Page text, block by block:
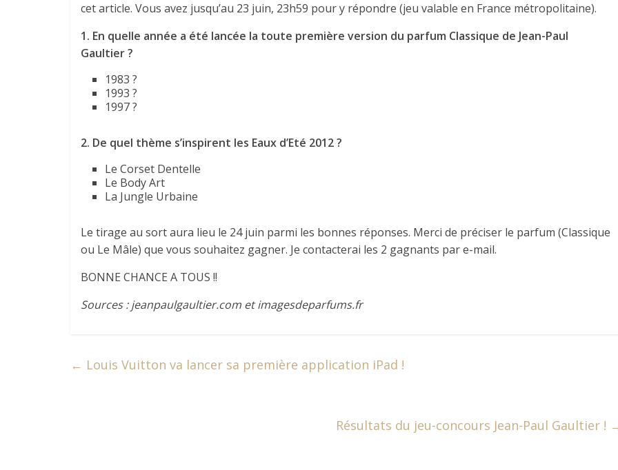
cet article. Vous avez jusqu’au 23 juin, 23h59 pour y répondre (jeu valable en France métropolitaine).
1. En quelle année a été lancée la toute première version du parfum Classique de Jean-Paul
Gaultier ?
1983 ?
1993 ?
1997 ?
2. De quel thème s’inspirent les Eaux d’Eté 2012 ?
Le Corset Dentelle
Le Body Art
La Jungle Urbaine
Le tirage au sort aura lieu le 24 juin parmi les bonnes réponses. Merci de préciser le parfum (Classique
ou Le Mâle) que vous souhaitez gagner. Je contacterai les 2 gagnants par e-mail.
BONNE CHANCE A TOUS !!
Sources : jeanpaulgaultier.com et imagesdeparfums.fr
← Louis Vuitton va lancer sa première application iPad !
Résultats du jeu-concours Jean-Paul Gaultier !